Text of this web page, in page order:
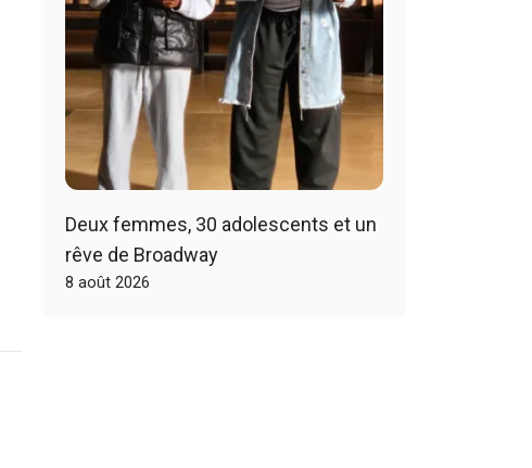
Deux femmes, 30 adolescents et un
rêve de Broadway
8 août 2026